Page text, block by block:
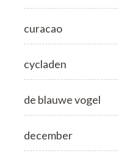
curacao
cycladen
de blauwe vogel
december